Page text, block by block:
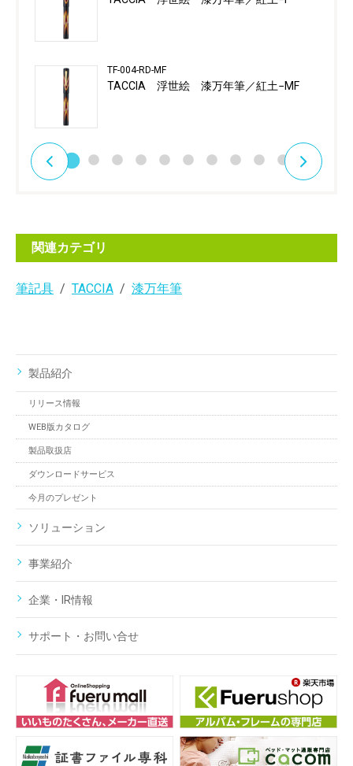
TF-004-RD-MF
TACCIA 浮世絵 漆万年筆／紅土−MF
関連カテゴリ
筆記具 TACCIA 漆万年筆
製品紹介
リリース情報
WEB版カタログ
製品取扱店
ダウンロードサービス
今月のプレゼント
ソリューション
事業紹介
企業・IR情報
サポート・お問い合せ